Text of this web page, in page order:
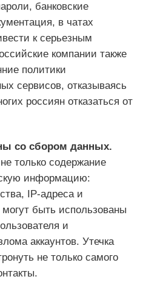
банковские
в чатах
к серьезным
компании также
политики
сервисов, отказываясь
россиян отказаться от
со сбором данных.
только содержание
информацию:
IP-адреса и
быть использованы
и
аккаунтов. Утечка
не только самого